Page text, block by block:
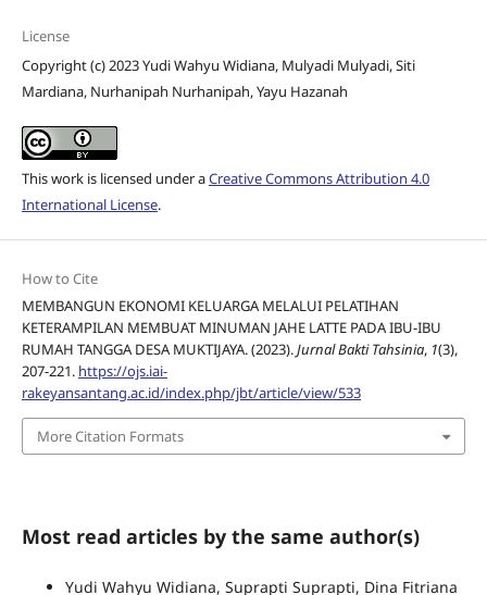
License
Copyright (c) 2023 Yudi Wahyu Widiana, Mulyadi Mulyadi, Siti
Mardiana, Nurhanipah Nurhanipah, Yayu Hazanah
This work is licensed under aCreative Commons Attribution 4.0
International License.
How to Cite
MEMBANGUN EKONOMI KELUARGA MELALUI PELATIHAN
KETERAMPILAN MEMBUAT MINUMAN JAHE LATTE PADA IBU-IBU
RUMAH TANGGA DESA MUKTIJAYA. (2023).Jurnal Bakti Tahsinia, 1(3),
207-221. https://ojs.iai-
rakeyansantang.ac.id/index.php/jbt/article/view/533
More Citation Formats
Most read articles by the same author(s)
Yudi Wahyu Widiana, Suprapti Suprapti, Dina Fitriana